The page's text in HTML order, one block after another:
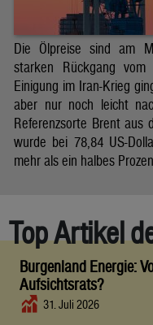
Die Ölpreise sind am
starken Rückgang
Einigung im Iran-Krieg
aber nur noch leicht
Referenzsorte Brent aus
wurde bei 78,84 US-
mehr als ein halbes
Top Artikel
Burgenland Energie:
Aufsichtsrats?
31. Juli 2026